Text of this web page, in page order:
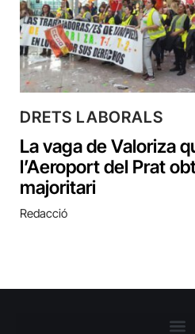
DRETS LABORALS
La vaga de Valoriza
l’Aeroport del Prat
majoritari
Redacció